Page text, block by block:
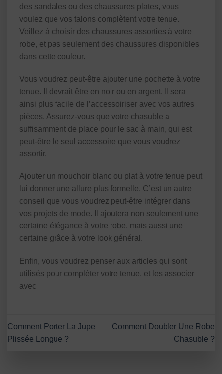
des sandales ou des chaussures plates, vous
voulez que vos talons complètent votre tenue.
Veillez à choisir des chaussures assorties à votre
robe, et pas seulement des chaussures disponibles
dans cette couleur.
Vous voudrez peut-être ajouter une pochette à votre
tenue. Il devrait être en noir ou en argent. Il sera
ainsi plus facile de l’accessoiriser avec vos autres
pièces. Assurez-vous que votre chasuble a
suffisamment de place pour le sac à main, qui est
peut-être le seul accessoire que vous voudrez
assortir.
Ajouter un mouchoir blanc ou plat à votre tenue peut
lui donner une allure plus formelle. C’est un autre
conseil que vous voudrez peut-être intégrer dans
vos projets de mode. Il ajoutera non seulement une
certaine élégance à votre robe, mais aussi une
certaine grâce à votre look général.
Enfin, vous voudrez penser aux articles qui sont
utilisés pour compléter votre tenue, et les associer
avec
Comment Porter La Jupe
Plissée Longue ?
Comment Doubler Une Robe
Chasuble ?